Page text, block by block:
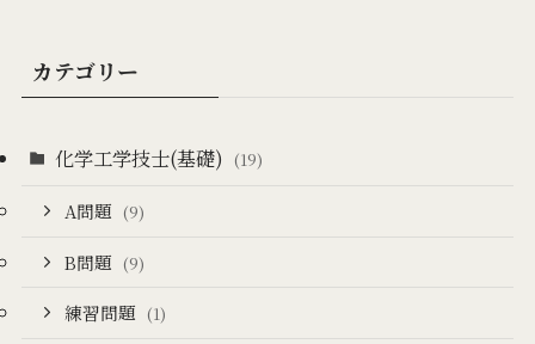
カテゴリー
化学工学技士(基礎) (19)
A問題 (9)
B問題 (9)
練習問題 (1)